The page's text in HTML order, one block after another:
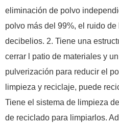
eliminación de polvo
polvo más del 99%, el ruido
decibelios. 2. Tiene una
cerrar l patio de materiales y
pulverización para reducir el
limpieza y reciclaje, puede
Tiene el sistema de limpieza
de reciclado para limpiarlos.